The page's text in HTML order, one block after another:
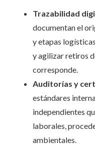
Trazabilidad
documentan el
y etapas
y agilizar retiros
corresponde.
Auditorías y
estándares
independientes
laborales,
ambientales.